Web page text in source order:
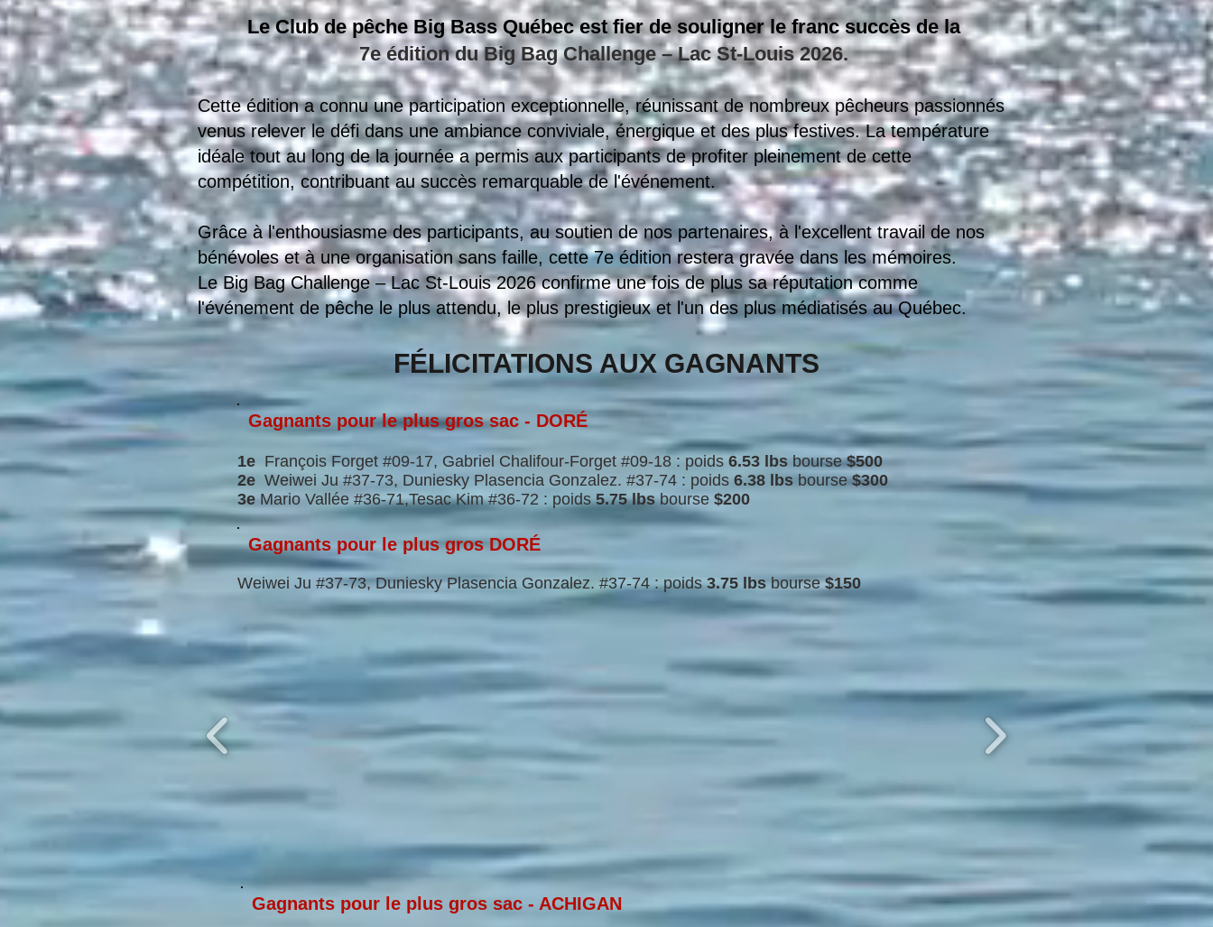
Le Club de pêche Big Bass Québec est fier de souligner le franc succès de la
7e édition du Big Bag Challenge – Lac St-Louis 2026.
Cette édition a connu une participation exceptionnelle, réunissant de nombreux pêcheurs passionnés
venus relever le défi dans une ambiance conviviale, énergique et des plus festives. La température
idéale tout au long de la journée a permis aux participants de profiter pleinement de cette
compétition, contribuant au succès remarquable de l'événement.
Grâce à l'enthousiasme des participants, au soutien de nos partenaires, à l'excellent travail de nos
bénévoles et à une organisation sans faille, cette 7e édition restera gravée dans les mémoires.
Le Big Bag Challenge – Lac St-Louis 2026 confirme une fois de plus sa réputation comme
l'événement de pêche le plus attendu, le plus prestigieux et l'un des plus médiatisés au Québec.
FÉLICITATIONS AUX GAGNANTS
Gagnants pour le plus gros sac - DORÉ
1e François Forget #09-17, Gabriel Chalifour-Forget #09-18 : poids 6.53 lbs bourse $500
2e Weiwei Ju #37-73, Duniesky Plasencia Gonzalez. #37-74 : poids 6.38 lbs bourse$300
3eMario Vallée #36-71,Tesac Kim #36-72 : poids5.75 lbsbourse $200
Gagnants pour le plus gros DORÉ
Weiwei Ju #37-73, Duniesky Plasencia Gonzalez. #37-74 : poids3.75 lbsbourse$150
Gagnants pour le plus gros sac - ACHIGAN